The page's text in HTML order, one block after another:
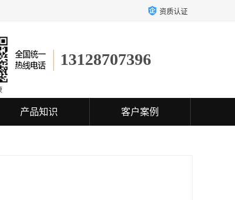
资质认证
13128707396
产品知识 客户案例